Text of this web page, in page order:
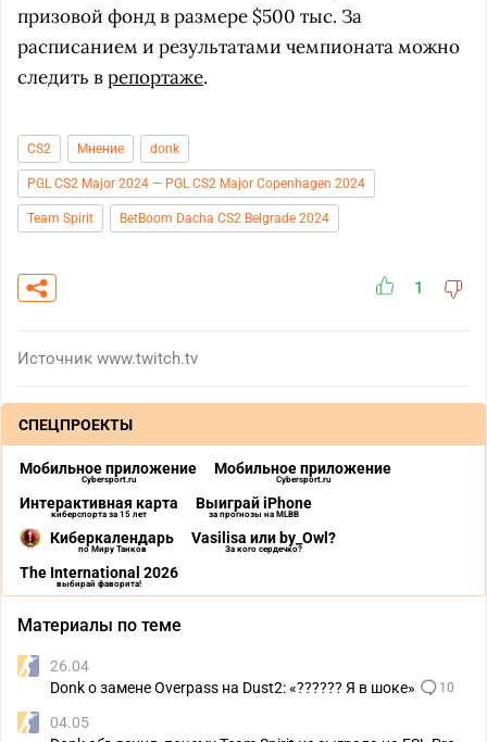
призовой фонд в размере $500 тыс. За
расписанием и результатами чемпионата можно
следить врепортаже.
CS2 Мнение donk
PGL CS2 Major 2024 — PGL CS2 Major Copenhagen 2024
Team Spirit BetBoom Dacha CS2 Belgrade 2024
1
Источник www.twitch.tv
СПЕЦПРОЕКТЫ
Мобильное приложение
Cybersport.ru
Мобильное приложение
Cybersport.ru
Интерактивная карта
киберспорта за 15 лет
Выиграй iPhone
за прогнозы на MLBB
Киберкалендарь
по Миру Танков
Vasilisa или by_Owl?
За кого сердечко?
The International 2026
выбирай фаворита!
Материалы по теме
26.04
Donk о замене Overpass на Dust2: «?????? Я в шоке»
10
04.05